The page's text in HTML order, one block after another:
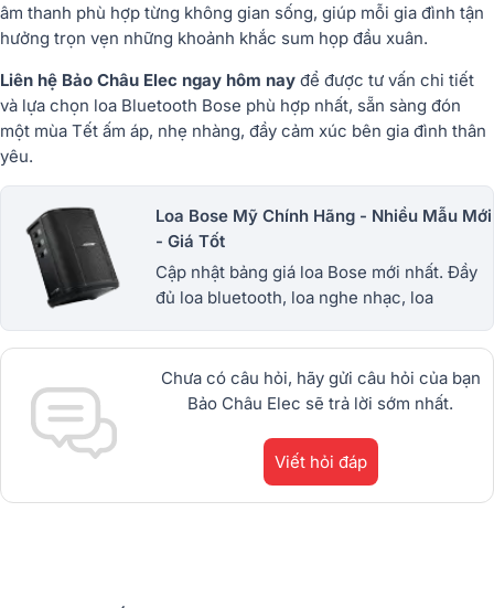
âm thanh phù hợp từng không gian sống, giúp mỗi gia đình tận
hưởng trọn vẹn những khoảnh khắc sum họp đầu xuân.
Liên hệ Bảo Châu Elec ngay hôm nay để được tư vấn chi tiết
và lựa chọn loa Bluetooth Bose phù hợp nhất, sẵn sàng đón
một mùa Tết ấm áp, nhẹ nhàng, đầy cảm xúc bên gia đình thân
yêu.
Loa Bose Mỹ Chính Hãng - Nhiều Mẫu Mới
- Giá Tốt
Cập nhật bảng giá loa Bose mới nhất. Đầy
đủ loa bluetooth, loa nghe nhạc, loa
nhiều ưu đãi hấp dẫn. 1900.0255
Chưa có câu hỏi, hãy gửi câu hỏi của bạn
Bảo Châu Elec sẽ trả lời sớm nhất.
Viết hỏi đáp